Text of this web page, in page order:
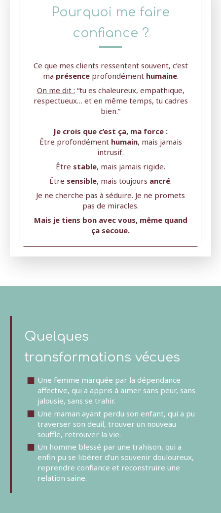
Pourquoi me faire
confiance ?
Ce que mes clients ressentent souvent, c’est
ma présenceprofondément humaine.
On me dit : “tu es chaleureux, empathique,
respectueux… et en même temps, tu cadres
bien.”
Je crois que c’est ça, ma force :
Être profondément humain, mais jamais
intrusif.
Être stable, mais jamais rigide.
Être sensible, mais toujours ancré.
Je ne cherche pas à séduire. Je ne promets
pas de miracles.
Mais je tiens bon avec vous, même quand
ça secoue.
Quelques
transformations vécues
Une femme marquée par la dépendance
affective, qui a appris à aimer sans peur, sans
jalousie, sans se trahir.
Une maman ayant perdu son enfant, qui a pu
traverser son deuil, trouver un nouveau
souffle, retrouver la vie.
Un homme blessé par une trahison, qui a
enfin pu se libérer d’un souvenir douloureux,
reprendre confiance et reconstruire une
relation saine.